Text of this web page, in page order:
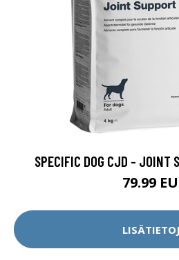
SPECIFIC DOG CJD - JOINT
79.99